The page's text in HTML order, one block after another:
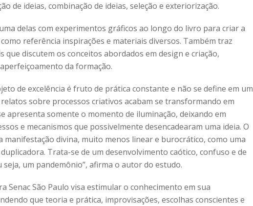
de ideias, combinação de ideias, seleção e exteriorização.
delas com experimentos gráficos ao longo do livro para criar a
referência inspirações e materiais diversos. Também traz
discutem os conceitos abordados em design e criação,
da formação.
de excelência é fruto de prática constante e não se define em um
sobre processos criativos acabam se transformando em
apresenta somente o momento de iluminação, deixando em
e mecanismos que possivelmente desencadearam uma ideia. O
manifestação divina, muito menos linear e burocrático, como uma
Trata-se de um desenvolvimento caótico, confuso e de
um pandemônio”, afirma o autor do estudo.
Senac São Paulo visa estimular o conhecimento em sua
que teoria e prática, improvisações, escolhas conscientes e